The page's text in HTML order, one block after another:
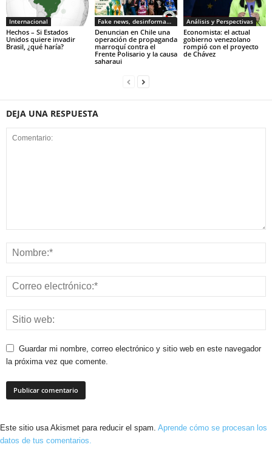
Internacional
Hechos – Si Estados
Unidos quiere invadir
Brasil, ¿qué haría?
Fake news, desinformacion
Denuncian en Chile una
operación de propaganda
marroquí contra el
Frente Polisario y la causa
saharaui
Análisis y Perspectivas
Economista: el actual
gobierno venezolano
rompió con el proyecto
de Chávez
DEJA UNA RESPUESTA
Guardar mi nombre, correo electrónico y sitio web en este navegador
la próxima vez que comente.
Este sitio usa Akismet para reducir el spam. Aprende cómo se procesan los
datos de tus comentarios.